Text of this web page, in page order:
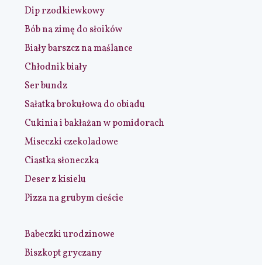
Dip rzodkiewkowy
Bób na zimę do słoików
Biały barszcz na maślance
Chłodnik biały
Ser bundz
Sałatka brokułowa do obiadu
Cukinia i bakłażan w pomidorach
Miseczki czekoladowe
Ciastka słoneczka
Deser z kisielu
Pizza na grubym cieście
Babeczki urodzinowe
Biszkopt gryczany